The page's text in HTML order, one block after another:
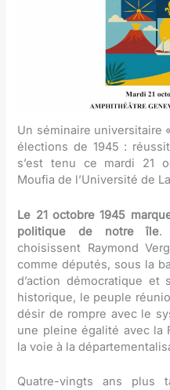
Un séminaire universitaire
élections de 1945 :
s’est tenu ce mardi 21
Moufia de l’Université de
Le 21 octobre 1945
politique de notre île.
choisissent Raymond
comme députés, sous la
d’action démocratique et
historique, le peuple
désir de rompre avec le
une pleine égalité avec la
la voie à la
Quatre-vingts ans plus